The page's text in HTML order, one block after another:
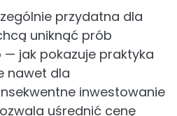
przydatna dla
uniknąć prób
— jak pokazuje praktyka
nawet dla
inwestowanie
uśrednić cenę